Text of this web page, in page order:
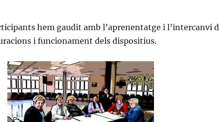
hem gaudit amb l’aprenentatge i l’intercanvi
i funcionament dels dispositius.